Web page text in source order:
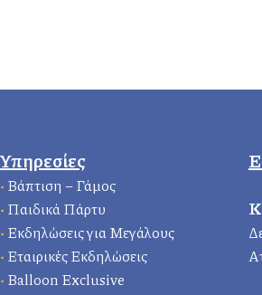
Υπηρεσίες
• Βάπτιση – Γάμος
• Παιδικά Πάρτυ
• Εκδηλώσεις για Μεγάλους
• Εταιρικές Εκδηλώσεις
• Balloon Exclusive